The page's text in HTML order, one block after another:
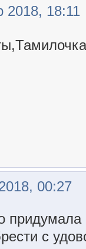
2018, 18:11
00:27
с